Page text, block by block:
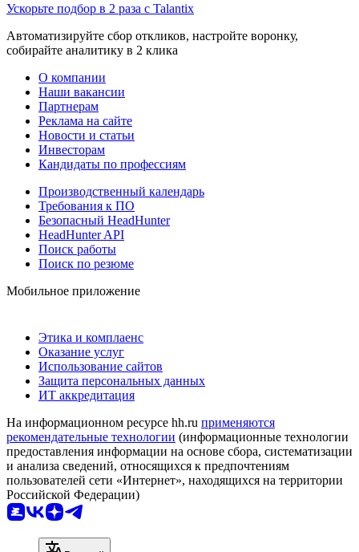
Ускорьте подбор в 2 раза с Talantix
Автоматизируйте сбор откликов, настройте воронку,
собирайте аналитику в 2 клика
О компании
Наши вакансии
Партнерам
Реклама на сайте
Новости и статьи
Инвесторам
Кандидаты по профессиям
Производственный календарь
Требования к ПО
Безопасный HeadHunter
HeadHunter API
Поиск работы
Поиск по резюме
Мобильное приложение
Этика и комплаенс
Оказание услуг
Использование сайтов
Защита персональных данных
ИТ аккредитация
На информационном ресурсе hh.ru применяются
рекомендательные технологии (информационные технологии
предоставления информации на основе сбора, систематизации
и анализа сведений, относящихся к предпочтениям
пользователей сети «Интернет», находящихся на территории
Российской Федерации)